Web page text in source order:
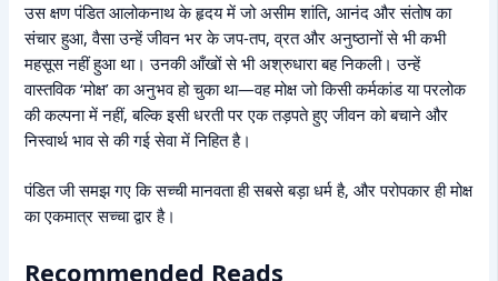
उस क्षण पंडित आलोकनाथ के हृदय में जो असीम शांति, आनंद और संतोष का
संचार हुआ, वैसा उन्हें जीवन भर के जप-तप, व्रत और अनुष्ठानों से भी कभी
महसूस नहीं हुआ था। उनकी आँखों से भी अश्रुधारा बह निकली। उन्हें
वास्तविक ‘मोक्ष’ का अनुभव हो चुका था—वह मोक्ष जो किसी कर्मकांड या परलोक
की कल्पना में नहीं, बल्कि इसी धरती पर एक तड़पते हुए जीवन को बचाने और
निस्वार्थ भाव से की गई सेवा में निहित है।
पंडित जी समझ गए कि सच्ची मानवता ही सबसे बड़ा धर्म है, और परोपकार ही मोक्ष
का एकमात्र सच्चा द्वार है।
Recommended Reads